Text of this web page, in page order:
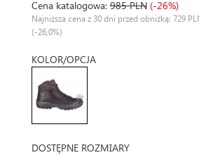
Cena katalogowa:985 PLN (-26%)
Najniższa cena z 30 dni przed obniżką: 729
(-26,0%)
KOLOR/OPCJA
DOSTĘPNE ROZMIARY